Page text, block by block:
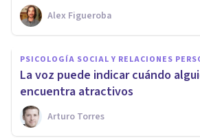
Alex Figueroba
PSICOLOGÍA SOCIAL Y RELACIONES
La voz puede indicar cuándo
encuentra atractivos
Arturo Torres